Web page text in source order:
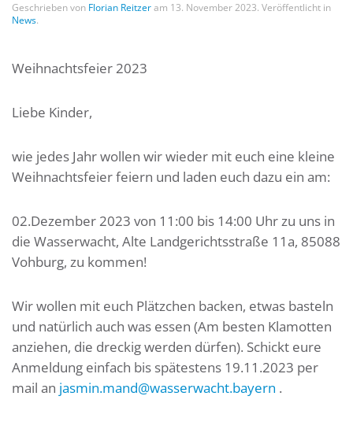
Geschrieben von Florian Reitzeram 13. November 2023. Veröffentlicht in
News.
Weihnachtsfeier 2023
Liebe Kinder,
wie jedes Jahr wollen wir wieder mit euch eine kleine
Weihnachtsfeier feiern und laden euch dazu ein am:
02.Dezember 2023 von 11:00 bis 14:00 Uhr zu uns in
die Wasserwacht, Alte Landgerichtsstraße 11a, 85088
Vohburg, zu kommen!
Wir wollen mit euch Plätzchen backen, etwas basteln
und natürlich auch was essen (Am besten Klamotten
anziehen, die dreckig werden dürfen). Schickt eure
Anmeldung einfach bis spätestens 19.11.2023 per
mail an jasmin.mand@wasserwacht.bayern .